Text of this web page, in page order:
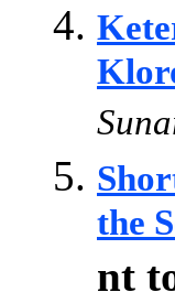
the
nt